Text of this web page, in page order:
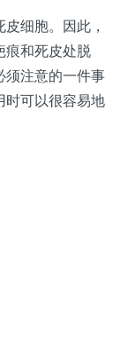
细胞。因此，
痕和死皮处脱
须注意的一件事
时可以很容易地